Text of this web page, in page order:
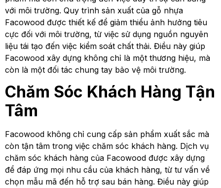
với môi trường. Quy trình sản xuất của gỗ nhựa
Facowood được thiết kế để giảm thiểu ảnh hưởng tiêu
cực đối với môi trường, từ việc sử dụng nguồn nguyên
liệu tái tạo đến việc kiểm soát chất thải. Điều này giúp
Facowood xây dựng không chỉ là một thương hiệu, mà
còn là một đối tác chung tay bảo vệ môi trường.
Chăm Sóc Khách Hàng Tận
Tâm
Facowood không chỉ cung cấp sản phẩm xuất sắc mà
còn tận tâm trong việc chăm sóc khách hàng. Dịch vụ
chăm sóc khách hàng của Facowood được xây dựng
để đáp ứng mọi nhu cầu của khách hàng, từ tư vấn về
chọn mẫu mã đến hỗ trợ sau bán hàng. Điều này giúp